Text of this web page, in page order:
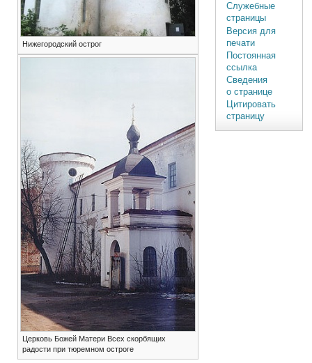
Нижегородский острог
Церковь Божей Матери Всех скорбящих
радости при тюремном остроге
Служебные
страницы
Версия для
печати
Постоянная
ссылка
Сведения
о странице
Цитировать
страницу